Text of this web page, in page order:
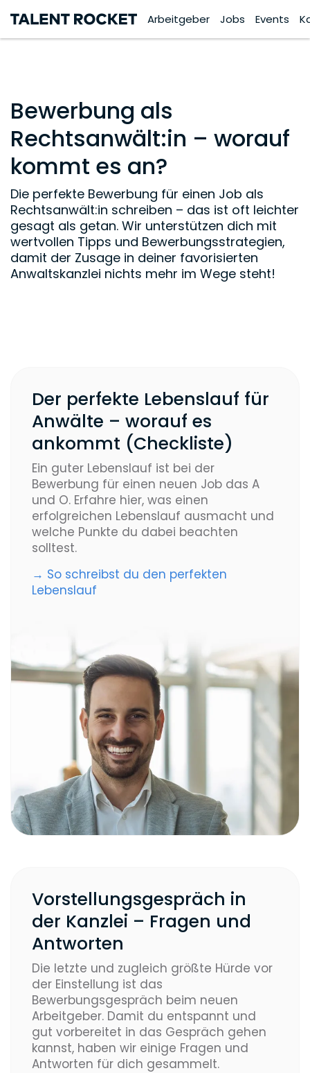
Arbeitgeber Jobs Events
Bewerbung als
Rechtsanwält:in – worauf
kommt es an?
Die perfekte Bewerbung für einen Job als
Rechtsanwält:in schreiben – das ist oft leichter
gesagt als getan. Wir unterstützen dich mit
wertvollen Tipps und Bewerbungsstrategien,
damit der Zusage in deiner favorisierten
Anwaltskanzlei nichts mehr im Wege steht!
Der perfekte Lebenslauf für
Anwälte – worauf es
ankommt (Checkliste)
Ein guter Lebenslauf ist bei der
Bewerbung für einen neuen Job das A
und O. Erfahre hier, was einen
erfolgreichen Lebenslauf ausmacht und
welche Punkte du dabei beachten
solltest.
→ So schreibst du den perfekten
Lebenslauf
Vorstellungsgespräch in
der Kanzlei – Fragen und
Antworten
Die letzte und zugleich größte Hürde vor
der Einstellung ist das
Bewerbungsgespräch beim neuen
Arbeitgeber. Damit du entspannt und
gut vorbereitet in das Gespräch gehen
kannst, haben wir einige Fragen und
Antworten für dich gesammelt.